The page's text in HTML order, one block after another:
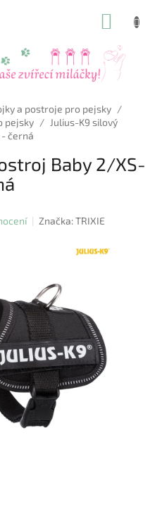
a postroje pro pejsky /
pejsky / Julius-K9 silový
černá
Baby 2/XS-
Značka:TRIXIE